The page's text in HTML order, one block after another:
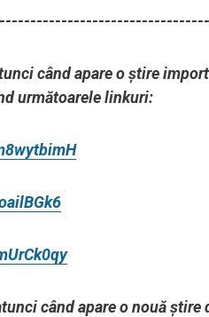
când apare o știre
următoarele linkuri:
când apare o nouă știre